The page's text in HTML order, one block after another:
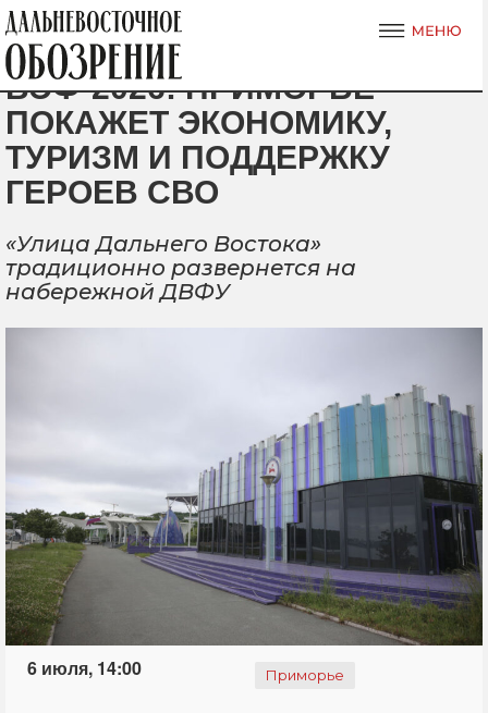
ВЭФ-2026: ПРИМОРЬЕ
ПОКАЖЕТ ЭКОНОМИКУ,
ТУРИЗМ И ПОДДЕРЖКУ
ГЕРОЕВ СВО
«Улица Дальнего Востока»
традиционно развернется на
набережной ДВФУ
6 июля, 14:00 Приморье